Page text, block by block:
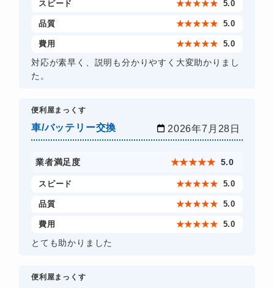
スピード ★★★★★ 5.0
品質 ★★★★★ 5.0
費用 ★★★★★ 5.0
対応が素早く、説明も分かりやすく大変助かりまし
た。
​便利屋まっくす
車/バッテリー交換 2026年7月28日
業者満足度 ★★★★★ 5.0
スピード ★★★★★ 5.0
品質 ★★★★★ 5.0
費用 ★★★★★ 5.0
とても助かりました
​便利屋まっくす